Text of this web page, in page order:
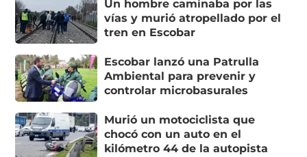
Un hombre caminaba por las
vías y murió atropellado por el
tren en Escobar
Escobar lanzó una Patrulla
Ambiental para prevenir y
controlar microbasurales
Murió un motociclista que
chocó con un auto en el
kilómetro 44 de la autopista